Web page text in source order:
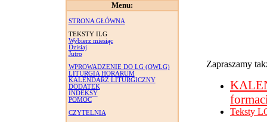
Menu:
STRONA GŁÓWNA
TEKSTY ILG
Wybierz miesiąc
Dzisiaj
Jutro
WPROWADZENIE DO LG (OWLG)
LITURGIA HORARUM
KALENDARZ LITURGICZNY
DODATEK
INDEKSY
POMOC
CZYTELNIA
Zapraszamy
Teksty